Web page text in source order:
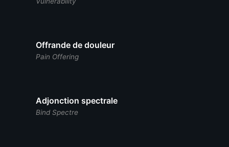
Offrande de douleur
Pain Offering
Adjonction spectrale
Bind Spectre